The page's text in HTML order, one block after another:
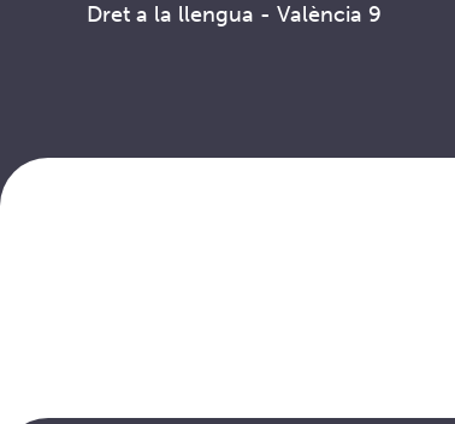
Dret a la llengua - València 9